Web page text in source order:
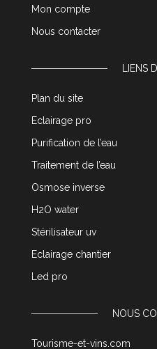
Mon compte
Nous contacter
LIENS
Plan du site
Eclairage pro
Purification de l’eau
Traitement de l’eau
Osmose inverse
H2O water
Stérilisateur uv
Eclairage chantier
Led pro
NOUS
Tourisme-et-vins.com